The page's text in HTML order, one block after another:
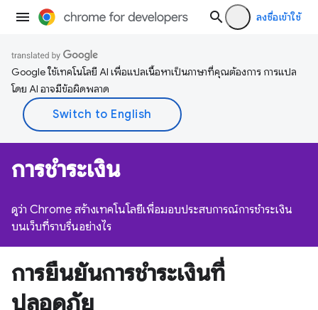
ลงชื่อเข้าใช้
Google ใช้เทคโนโลยี AI เพื่อแปลเนื้อหาเป็นภาษาที่คุณต้องการ การแปล
โดย AI อาจมีข้อผิดพลาด
การชำระเงิน
ดูว่า Chrome สร้างเทคโนโลยีเพื่อมอบประสบการณ์การชำระเงิน
บนเว็บที่ราบรื่นอย่างไร
การยืนยันการชำระเงินที่
ปลอดภัย